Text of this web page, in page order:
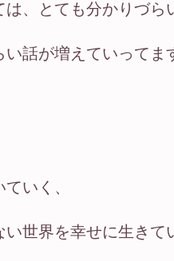
は、とても分かりづら
話が増えていってま
いく、
い世界を幸せに生きて